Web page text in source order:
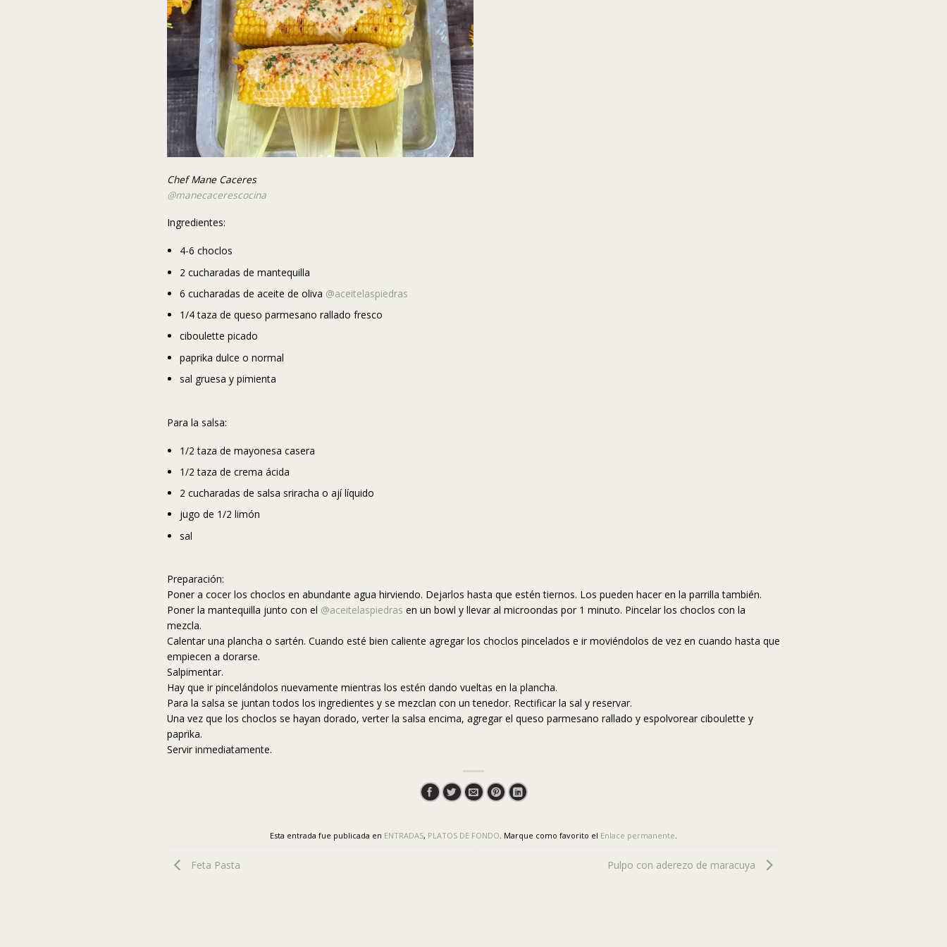
Chef Mane Caceres
@manecacerescocina
Ingredientes:
4-6 choclos
2 cucharadas de mantequilla
6 cucharadas de aceite de oliva @aceitelaspiedras
1/4 taza de queso parmesano rallado fresco
ciboulette picado
paprika dulce o normal
sal gruesa y pimienta
Para la salsa:
1/2 taza de mayonesa casera
1/2 taza de crema ácida
2 cucharadas de salsa sriracha o ají líquido
jugo de 1/2 limón
sal
Preparación:
Poner a cocer los choclos en abundante agua hirviendo. Dejarlos hasta que estén tiernos. Los pueden hacer en la parrilla también.
Poner la mantequilla junto con el @aceitelaspiedras en un bowl y llevar al microondas por 1 minuto. Pincelar los choclos con la
mezcla.
Calentar una plancha o sartén. Cuando esté bien caliente agregar los choclos pincelados e ir moviéndolos de vez en cuando hasta que
empiecen a dorarse.
Salpimentar.
Hay que ir pincelándolos nuevamente mientras los estén dando vueltas en la plancha.
Para la salsa se juntan todos los ingredientes y se mezclan con un tenedor. Rectificar la sal y reservar.
Una vez que los choclos se hayan dorado, verter la salsa encima, agregar el queso parmesano rallado y espolvorear ciboulette y
paprika.
Servir inmediatamente.
Esta entrada fue publicada en ENTRADAS, PLATOS DE FONDO . Marque como favorito el Enlace permanente
Feta Pasta Pulpo con aderezo de maracuya